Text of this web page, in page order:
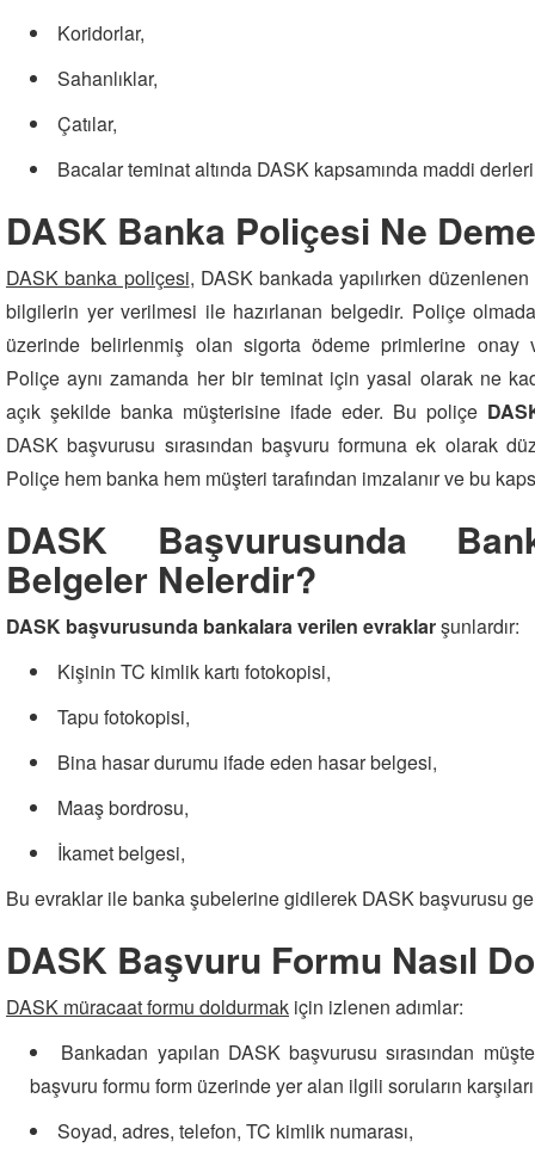
Koridorlar,
Sahanlıklar,
Çatılar,
Bacalar teminat altında DASK kapsamında maddi derleri
DASK Banka Poliçesi Ne
DASK banka poliçesi, DASK bankada yapılırken
bilgilerin yer verilmesi ile hazırlanan belgedir. Poliçe
üzerinde belirlenmiş olan sigorta ödeme primlerine onay
Poliçe aynı zamanda her bir teminat için yasal olarak ne
açık şekilde banka müşterisine ifade eder. Bu poliçe
DASK başvurusu sırasından başvuru formuna ek olarak
Poliçe hem banka hem müşteri tarafından imzalanır ve bu
DASK Başvurusunda
Belgeler Nelerdir?
DASK başvurusunda bankalara verilen evraklarşunlardır:
Kişinin TC kimlik kartı fotokopisi,
Tapu fotokopisi,
Bina hasar durumu ifade eden hasar belgesi,
Maaş bordrosu,
İkamet belgesi,
Bu evraklar ile banka şubelerine gidilerek DASK başvurusu
DASK Başvuru Formu Nasıl
DASK müracaat formu doldurmak için izlenen adımlar:
Bankadan yapılan DASK başvurusu sırasından
başvuru formu form üzerinde yer alan ilgili soruların
Soyad, adres, telefon, TC kimlik numarası,